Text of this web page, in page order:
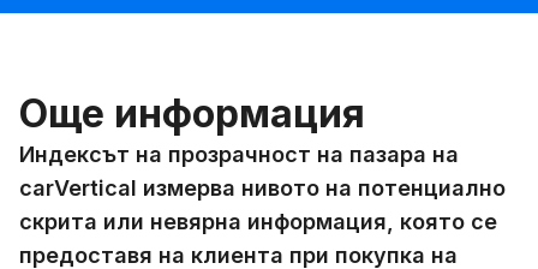
Още информация
Индексът на прозрачност на пазара на
carVertical измерва нивото на потенциално
скрита или невярна информация, която се
предоставя на клиента при покупка на